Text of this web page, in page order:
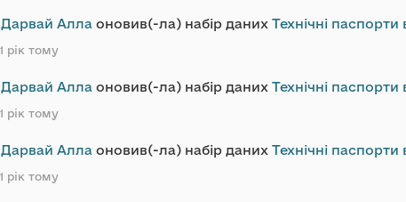
Дарвай Алла оновив(-ла) набір даних Технічні паспорти
1 рік тому
Дарвай Алла оновив(-ла) набір даних Технічні паспорти
1 рік тому
Дарвай Алла оновив(-ла) набір даних Технічні паспорти
1 рік тому